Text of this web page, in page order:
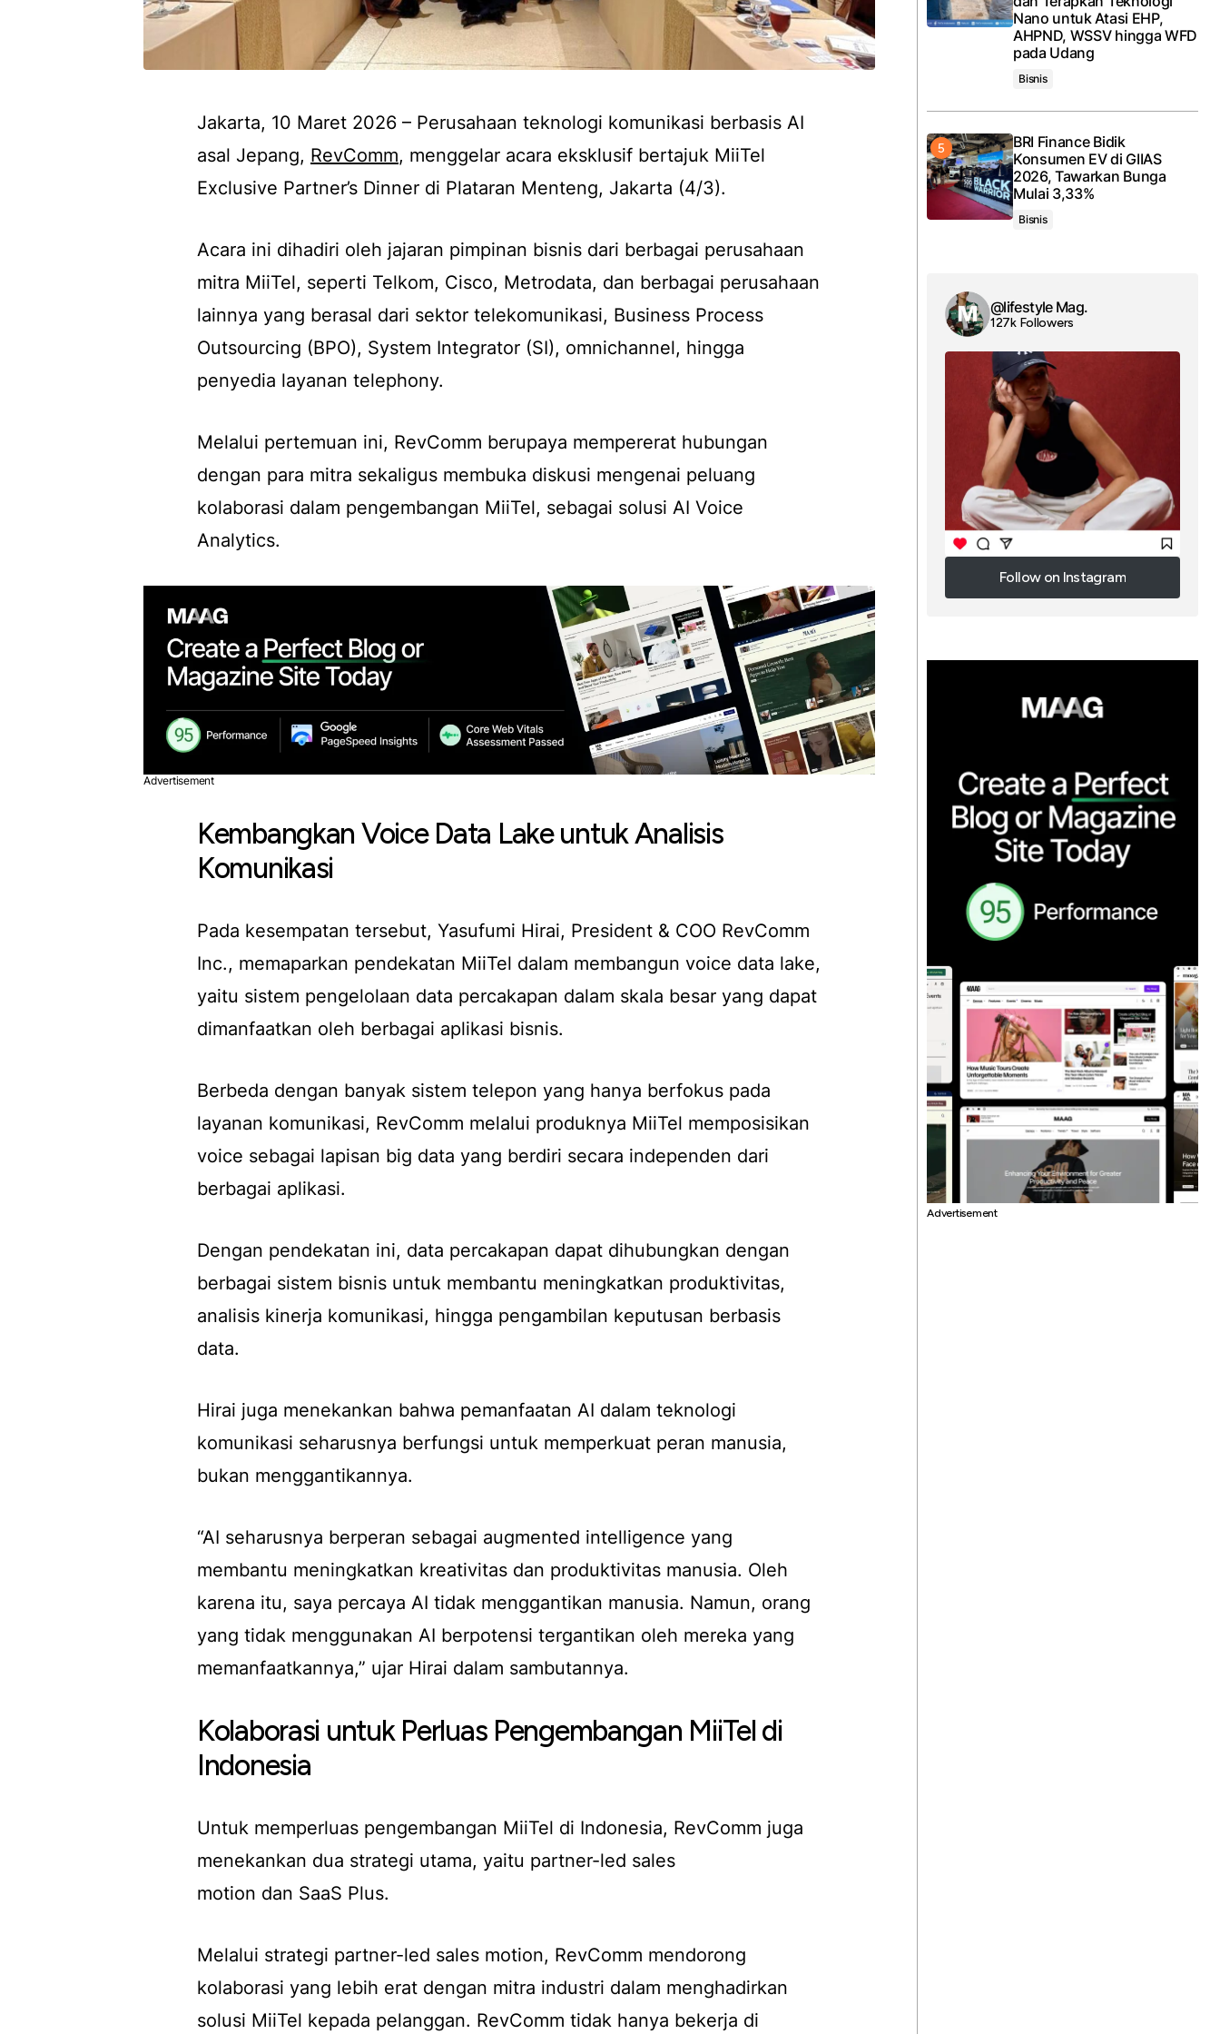
Jakarta, 10 Maret 2026 – Perusahaan teknologi komunikasi berbasis AI
asal Jepang, RevComm, menggelar acara eksklusif bertajuk MiiTel
Exclusive Partner’s Dinner di Plataran Menteng, Jakarta (4/3).
Acara ini dihadiri oleh jajaran pimpinan bisnis dari berbagai perusahaan
mitra MiiTel, seperti Telkom, Cisco, Metrodata, dan berbagai perusahaan
lainnya yang berasal dari sektor telekomunikasi, Business Process
Outsourcing (BPO), System Integrator (SI), omnichannel, hingga
penyedia layanan telephony.
Melalui pertemuan ini, RevComm berupaya mempererat hubungan
dengan para mitra sekaligus membuka diskusi mengenai peluang
kolaborasi dalam pengembangan MiiTel, sebagai solusi AI Voice
Analytics.
Advertisement
Kembangkan Voice Data Lake untuk Analisis
Komunikasi
Pada kesempatan tersebut, Yasufumi Hirai, President & COO RevComm
Inc., memaparkan pendekatan MiiTel dalam membangun voice data lake,
yaitu sistem pengelolaan data percakapan dalam skala besar yang dapat
dimanfaatkan oleh berbagai aplikasi bisnis.
Berbeda dengan banyak sistem telepon yang hanya berfokus pada
layanan komunikasi, RevComm melalui produknya MiiTel memposisikan
voice sebagai lapisan big data yang berdiri secara independen dari
berbagai aplikasi.
Dengan pendekatan ini, data percakapan dapat dihubungkan dengan
berbagai sistem bisnis untuk membantu meningkatkan produktivitas,
analisis kinerja komunikasi, hingga pengambilan keputusan berbasis
data.
Hirai juga menekankan bahwa pemanfaatan AI dalam teknologi
komunikasi seharusnya berfungsi untuk memperkuat peran manusia,
bukan menggantikannya.
“AI seharusnya berperan sebagai augmented intelligence yang
membantu meningkatkan kreativitas dan produktivitas manusia. Oleh
karena itu, saya percaya AI tidak menggantikan manusia. Namun, orang
yang tidak menggunakan AI berpotensi tergantikan oleh mereka yang
memanfaatkannya,” ujar Hirai dalam sambutannya.
Kolaborasi untuk Perluas Pengembangan MiiTel di
Indonesia
Untuk memperluas pengembangan MiiTel di Indonesia, RevComm juga
menekankan dua strategi utama, yaitu partner-led sales
motion dan SaaS Plus.
Melalui strategi partner-led sales motion, RevComm mendorong
kolaborasi yang lebih erat dengan mitra industri dalam menghadirkan
solusi MiiTel kepada pelanggan. RevComm tidak hanya bekerja di
Nano untuk Atasi EHP,
AHPND, WSSV hingga WFD
pada Udang
Bisnis
BRI Finance Bidik
Konsumen EV di GIIAS
2026, Tawarkan Bunga
Mulai 3,33%
Bisnis
@lifestyle Mag.
127k Followers
Follow on Instagram
Follow on Instagram
Advertisement